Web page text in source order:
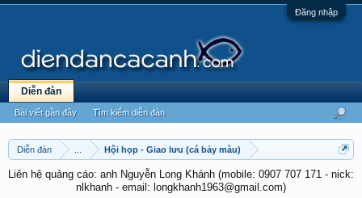
Đăng nhập
Diễn đàn Hội họp - Giao lưu (cá bảy màu)
Liên hệ quảng cáo: anh Nguyễn Long Khánh (mobile: 0907 707 171 - nick:
nlkhanh - email: longkhanh1963@gmail.com)
Diễn đàn
Bài viết gần đây Tìm kiếm diễn đàn